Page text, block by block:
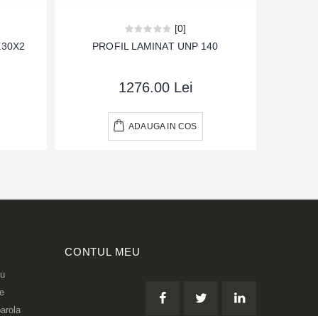
[0]
PROFIL LAMINAT UNP 140
1276.00 Lei
ADAUGA IN COS
CONTUL MEU